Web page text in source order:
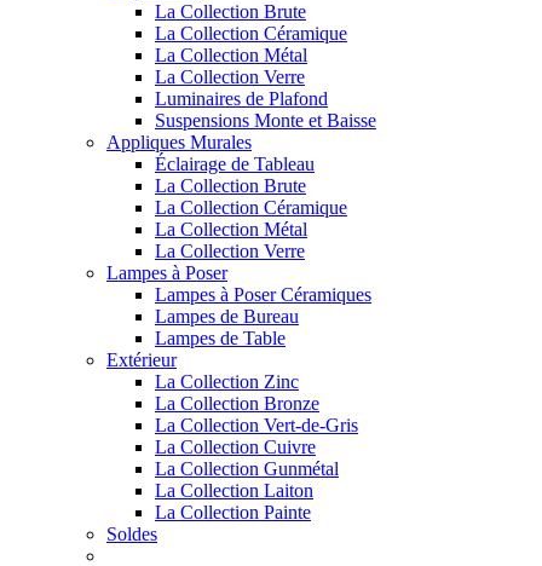
La Collection Brute
La Collection Céramique
La Collection Métal
La Collection Verre
Luminaires de Plafond
Suspensions Monte et Baisse
Appliques Murales
Éclairage de Tableau
La Collection Brute
La Collection Céramique
La Collection Métal
La Collection Verre
Lampes à Poser
Lampes à Poser Céramiques
Lampes de Bureau
Lampes de Table
Extérieur
La Collection Zinc
La Collection Bronze
La Collection Vert-de-Gris
La Collection Cuivre
La Collection Gunmétal
La Collection Laiton
La Collection Painte
Soldes